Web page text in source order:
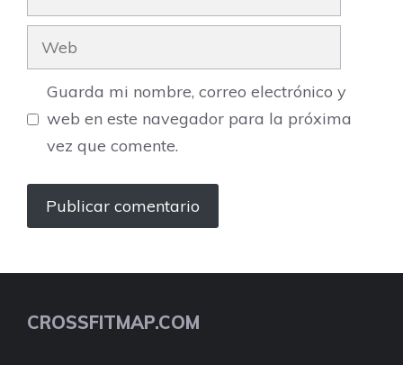
electrónico
Web
Guarda mi nombre, correo electrónico y
web en este navegador para la próxima
vez que comente.
CROSSFITMAP.COM